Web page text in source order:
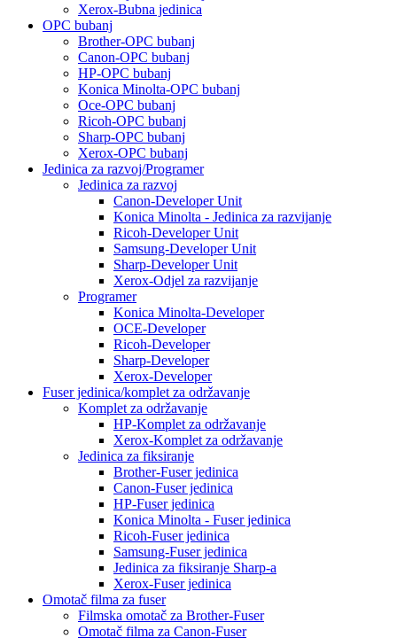
Xerox-Bubna jedinica
OPC bubanj
Brother-OPC bubanj
Canon-OPC bubanj
HP-OPC bubanj
Konica Minolta-OPC bubanj
Oce-OPC bubanj
Ricoh-OPC bubanj
Sharp-OPC bubanj
Xerox-OPC bubanj
Jedinica za razvoj/Programer
Jedinica za razvoj
Canon-Developer Unit
Konica Minolta - Jedinica za razvijanje
Ricoh-Developer Unit
Samsung-Developer Unit
Sharp-Developer Unit
Xerox-Odjel za razvijanje
Programer
Konica Minolta-Developer
OCE-Developer
Ricoh-Developer
Sharp-Developer
Xerox-Developer
Fuser jedinica/komplet za održavanje
Komplet za održavanje
HP-Komplet za održavanje
Xerox-Komplet za održavanje
Jedinica za fiksiranje
Brother-Fuser jedinica
Canon-Fuser jedinica
HP-Fuser jedinica
Konica Minolta - Fuser jedinica
Ricoh-Fuser jedinica
Samsung-Fuser jedinica
Jedinica za fiksiranje Sharp-a
Xerox-Fuser jedinica
Omotač filma za fuser
Filmska omotač za Brother-Fuser
Omotač filma za Canon-Fuser